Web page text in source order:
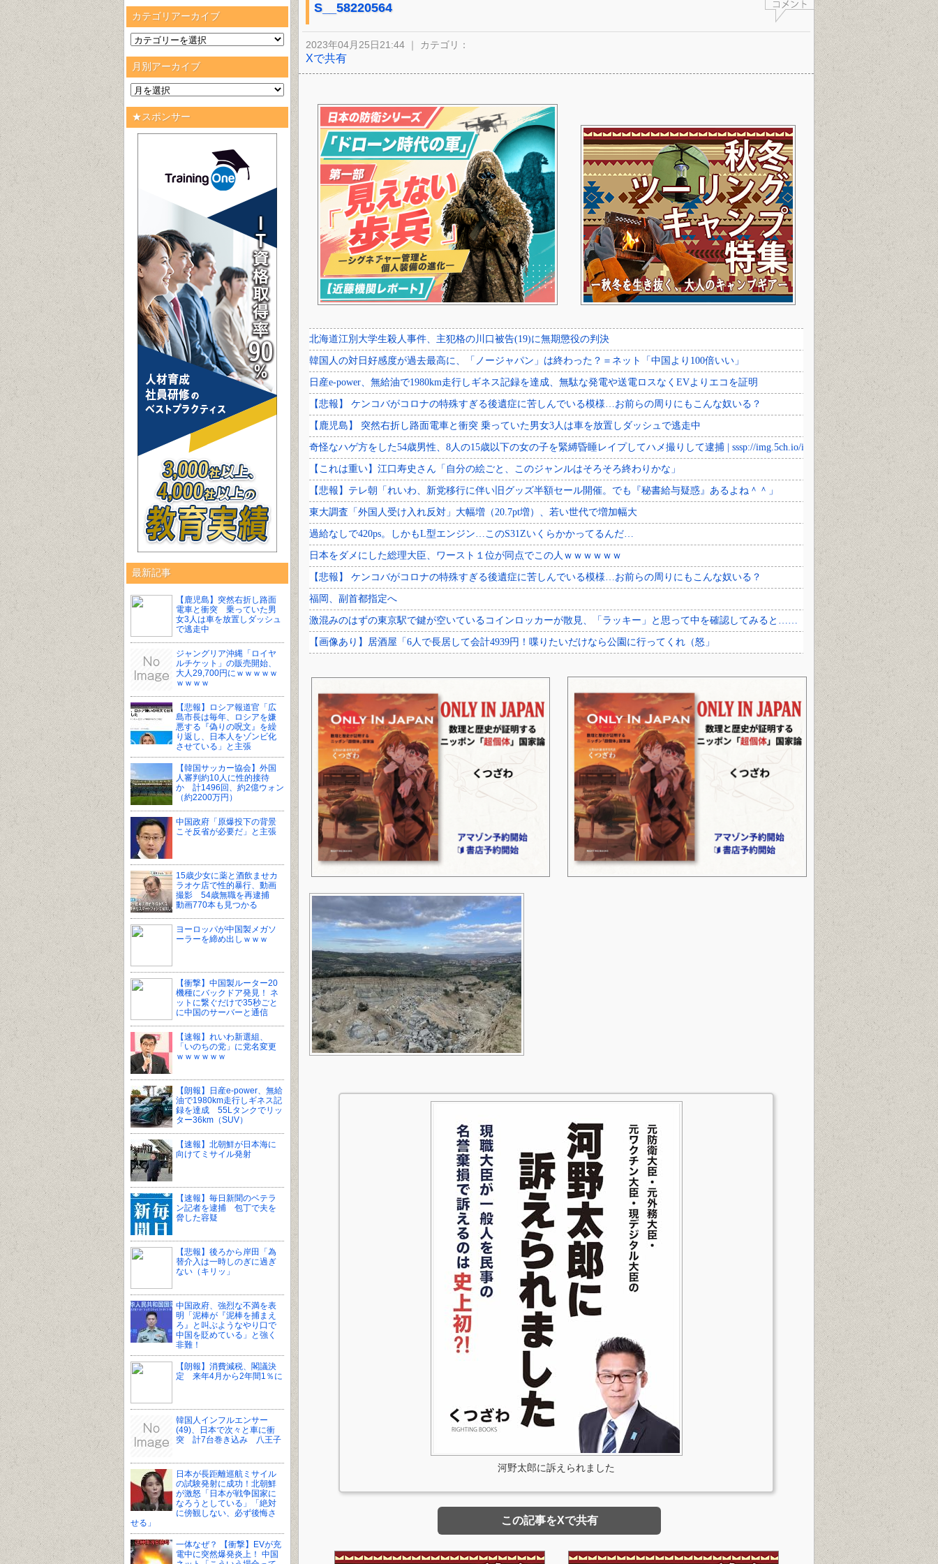
カテゴリアーカイブ
月別アーカイブ
★スポンサー
最新記事
【鹿児島】突然右折し路面
電車と衝突 乗っていた男
女3人は車を放置しダッシュ
で逃走中
ジャングリア沖縄「ロイヤ
ルチケット」の販売開始、
大人29,700円にｗｗｗｗｗ
ｗｗｗｗ
【悲報】ロシア報道官「広
島市長は毎年、ロシアを嫌
悪する『偽りの呪文』を繰
り返し、日本人をゾンビ化
させている」と主張
【韓国サッカー協会】外国
人審判約10人に性的接待
か 計1496回、約2億ウォン
（約2200万円）
中国政府「原爆投下の背景
こそ反省が必要だ」と主張
15歳少女に薬と酒飲ませカ
ラオケ店で性的暴行、動画
撮影 54歳無職を再逮捕
動画770本も見つかる
ヨーロッパが中国製メガソ
ーラーを締め出しｗｗｗ
【衝撃】中国製ルーター20
機種にバックドア発見！ ネ
ットに繋ぐだけで35秒ごと
に中国のサーバーと通信
【速報】れいわ新選組、
「いのちの党」に党名変更
ｗｗｗｗｗｗ
【朗報】日産e-power、無給
油で1980km走行しギネス記
録を達成 55Lタンクでリッ
ター36km（SUV）
【速報】北朝鮮が日本海に
向けてミサイル発射
【速報】毎日新聞のベテラ
ン記者を逮捕 包丁で夫を
脅した容疑
【悲報】後ろから岸田「為
替介入は一時しのぎに過ぎ
ない（キリッ」
中国政府、強烈な不満を表
明「泥棒が『泥棒を捕まえ
ろ』と叫ぶようなやり口で
中国を貶めている」と強く
非難！
【朗報】消費減税、閣議決
定 来年4月から2年間1％に
韓国人インフルエンサー
(49)、日本で次々と車に衝
突 計7台巻き込み 八王子
日本が長距離巡航ミサイル
の試験発射に成功！北朝鮮
が激怒「日本が戦争国家に
なろうとしている」「絶対
に傍観しない、必ず後悔さ
せる」
一体なぜ？ 【衝撃】EVが充
電中に突然爆発炎上！ 中国
S__58220564
2023年04月25日21:44 ｜ カテゴリ：
Xで共有
河野太郎に訴えられました
この記事をXで共有